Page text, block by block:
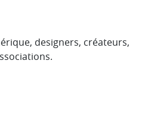
designers, créateurs,